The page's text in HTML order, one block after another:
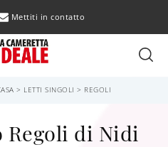
Mettiti in contatto
> LETTI SINGOLI > REGOLI
Regoli di Nidi